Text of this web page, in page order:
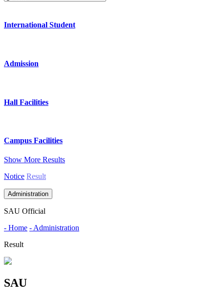
International Student
Admission
Hall Facilities
Campus Facilities
Show More Results
Notice Result
Administration
SAU Official
- Home - Administration
Result
SAU